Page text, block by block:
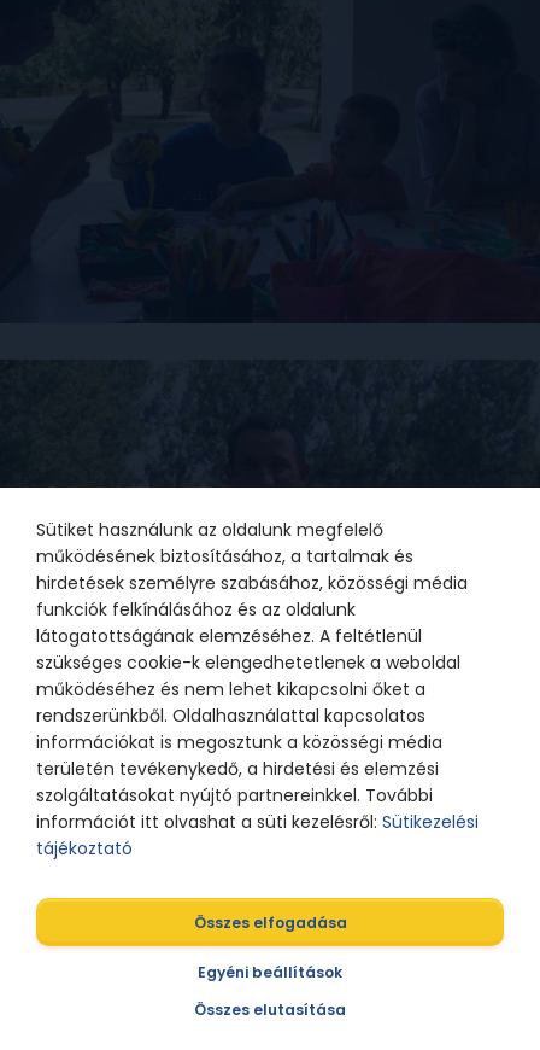
Sütiket használunk az oldalunk megfelelő
működésének biztosításához, a tartalmak és
hirdetések személyre szabásához, közösségi média
funkciók felkínálásához és az oldalunk
látogatottságának elemzéséhez. A feltétlenül
szükséges cookie-k elengedhetetlenek a weboldal
működéséhez és nem lehet kikapcsolni őket a
rendszerünkből. Oldalhasználattal kapcsolatos
információkat is megosztunk a közösségi média
területén tevékenykedő, a hirdetési és elemzési
szolgáltatásokat nyújtó partnereinkkel. További
információt itt olvashat a süti kezelésről: Sütikezelési
tájékoztató
Összes elfogadása
Egyéni beállítások
Összes elutasítása